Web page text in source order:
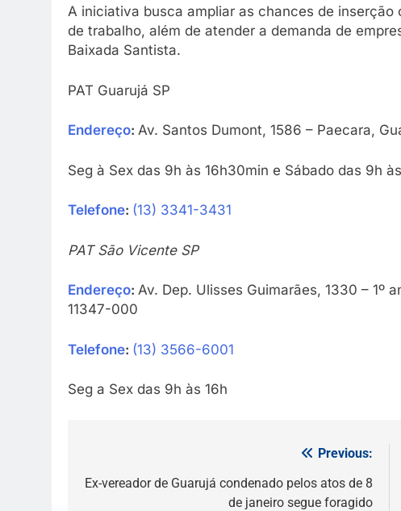
A iniciativa busca ampliar as chances de
de trabalho, além de atender a demanda de
Baixada Santista.
PAT Guarujá SP
Endereço: Av. Santos Dumont, 1586 – Paecara,
Seg à Sex das 9h às 16h30min e Sábado das 9h
Telefone: (13) 3341-3431
PAT São Vicente SP
Endereço: Av. Dep. Ulisses Guimarães, 1330 – 1º
11347-000
Telefone: (13) 3566-6001
Seg a Sex das 9h às 16h
de
Previous:
Ex-vereador de Guarujá condenado pelos atos de 8
de janeiro segue foragido